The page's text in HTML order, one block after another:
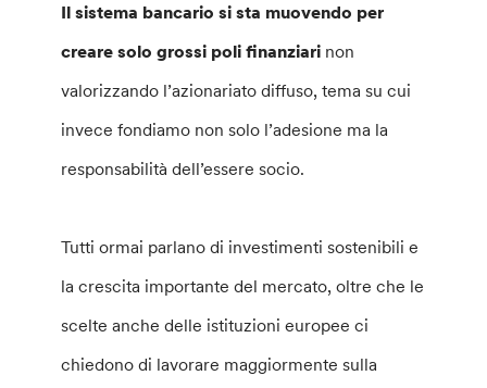
Il sistema bancario si sta muovendo per
creare solo grossi poli finanziari non
valorizzando l’azionariato diffuso, tema su cui
invece fondiamo non solo l’adesione ma la
responsabilità dell’essere socio.
Tutti ormai parlano di investimenti sostenibili e
la crescita importante del mercato, oltre che le
scelte anche delle istituzioni europee ci
chiedono di lavorare maggiormente sulla